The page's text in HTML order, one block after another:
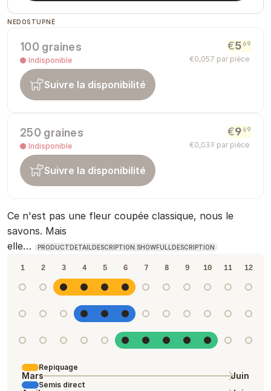
NEDOSTUPNÉ
100 graines
Indisponible
€5 69
€0,057 par pièce
Suivre la disponibilité
250 graines
Indisponible
€9 69
€0,039 par pièce
Suivre la disponibilité
Ce n'est pas une fleur coupée classique, nous le
savons. Mais
elle…
PRODUCTDETAILDESCRIPTION.SHOWFULLDESCRIPTION
1 2 3 4 5 6 7 8 9 10 11 12
Repiquage
Mars Juin
Semis direct